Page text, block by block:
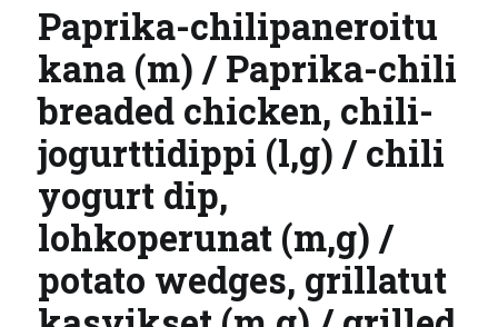
Paprika-chilipaneroitu
kana (m) / Paprika-chili
breaded chicken, chili-
jogurttidippi (l,g) / chili
yogurt dip,
lohkoperunat (m,g) /
potato wedges, grillatut